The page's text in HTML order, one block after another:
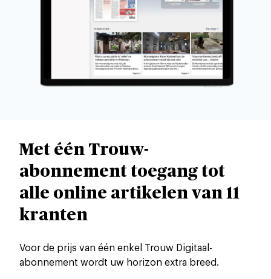
Met één Trouw-
abonnement toegang tot
alle online artikelen van 11
kranten
Voor de prijs van één enkel Trouw Digitaal-
abonnement wordt uw horizon extra breed.